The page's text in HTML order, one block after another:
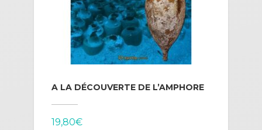
A LA DÉCOUVERTE DE L’AMPHORE
19,80€